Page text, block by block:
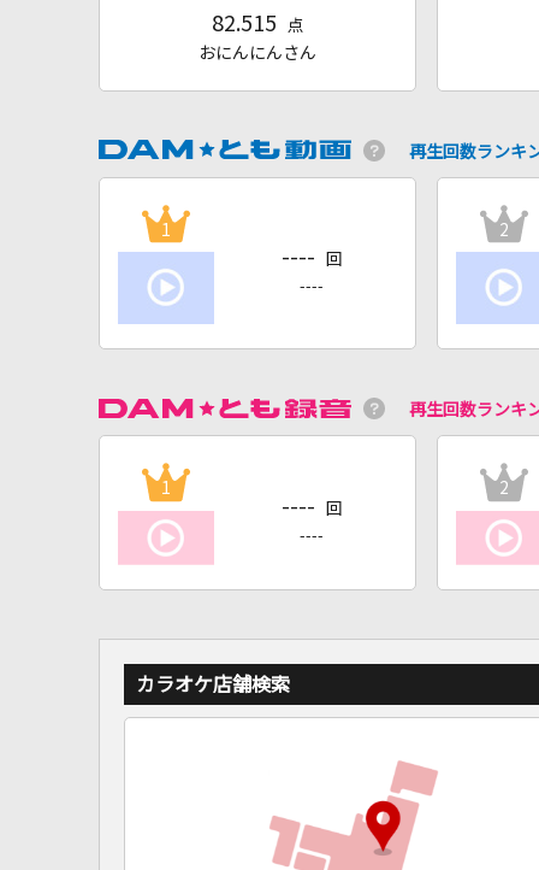
82.515
点
おにんにんさん
再生回数ランキ
1
---- 回
----
2
再生回数ランキ
1
---- 回
----
2
カラオケ店舗検索